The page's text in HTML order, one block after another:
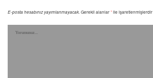
E-posta hesabınız yayımlanmayacak.Gerekli alanlar*ile işaretlenmişlerdir